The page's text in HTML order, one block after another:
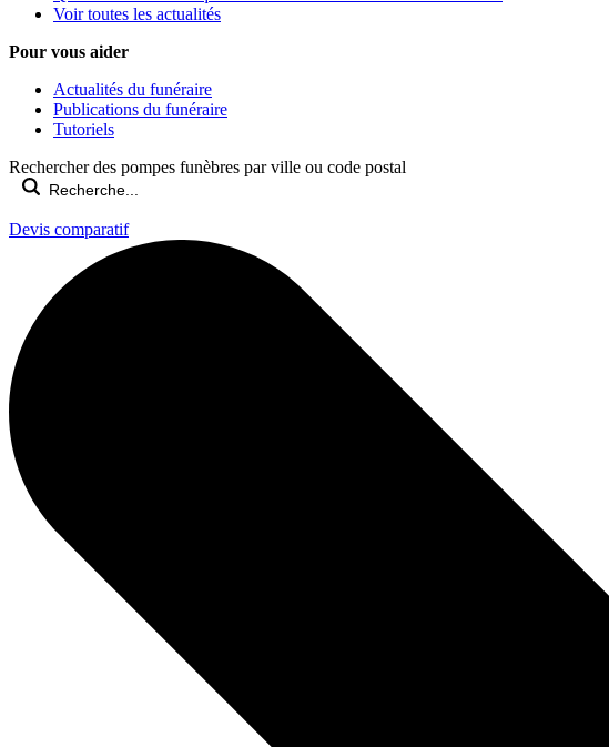
Voir toutes les actualités
Pour vous aider
Actualités du funéraire
Publications du funéraire
Tutoriels
Rechercher des pompes funèbres par ville ou code postal
Devis comparatif